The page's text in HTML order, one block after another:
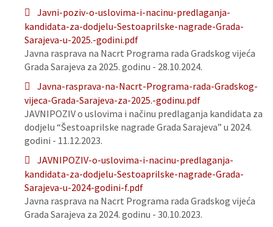
Javni-poziv-o-uslovima-i-nacinu-predlaganja-
kandidata-za-dodjelu-Sestoaprilske-nagrade-Grada-
Sarajeva-u-2025.-godini.pdf
Javna rasprava na Nacrt Programa rada Gradskog vijeća
Grada Sarajeva za 2025. godinu - 28.10.2024.
Javna-rasprava-na-Nacrt-Programa-rada-Gradskog-
vijeca-Grada-Sarajeva-za-2025.-godinu.pdf
JAVNIPOZIV o uslovima i načinu predlaganja kandidata za
dodjelu “Šestoaprilske nagrade Grada Sarajeva” u 2024.
godini - 11.12.2023.
JAVNIPOZIV-o-uslovima-i-nacinu-predlaganja-
kandidata-za-dodjelu-Sestoaprilske-nagrade-Grada-
Sarajeva-u-2024-godini-f.pdf
Javna rasprava na Nacrt Programa rada Gradskog vijeća
Grada Sarajeva za 2024. godinu - 30.10.2023.